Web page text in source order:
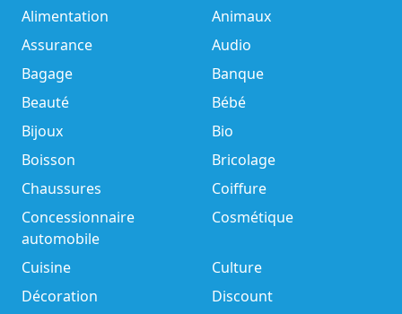
Alimentation
Animaux
Assurance
Audio
Bagage
Banque
Beauté
Bébé
Bijoux
Bio
Boisson
Bricolage
Chaussures
Coiffure
Concessionnaire
automobile
Cosmétique
Cuisine
Culture
Décoration
Discount